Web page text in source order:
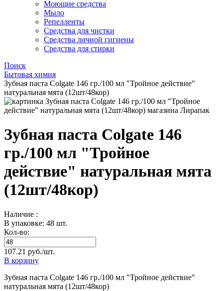
Моющие средства
Мыло
Репелленты
Средства для чистки
Средства личной гигиены
Средства для стирки
Поиск
Бытовая химия
Зубная паста Colgate 146 гр./100 мл "Тройное действие"
натуральная мята (12шт/48кор)
Зубная паста Colgate 146
гр./100 мл "Тройное
действие" натуральная мята
(12шт/48кор)
Наличие :
В упаковке: 48 шт.
Кол-во:
107.21 руб./шт.
В корзину
Зубная паста Colgate 146 гр./100 мл "Тройное действие"
натуральная мята (12шт/48кор)